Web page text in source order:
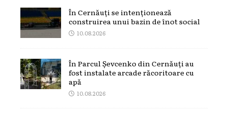
În Cernăuți se intenționează
construirea unui bazin de înot social
10.08.2026
În Parcul Șevcenko din Cernăuți au
fost instalate arcade răcoritoare cu
apă
10.08.2026